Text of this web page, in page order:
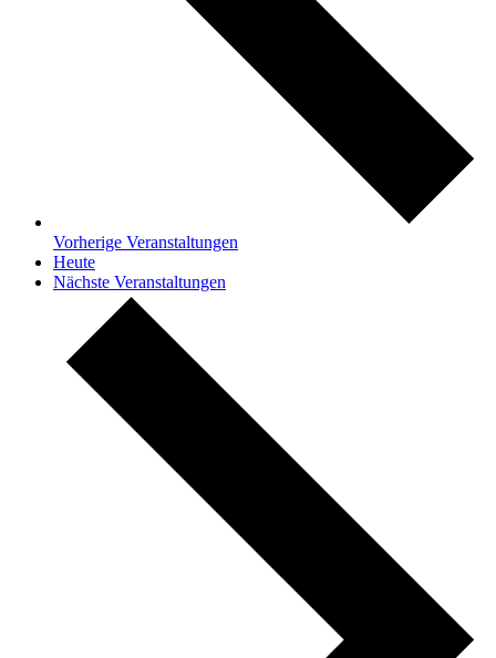
Vorherige Veranstaltungen
Heute
Nächste Veranstaltungen